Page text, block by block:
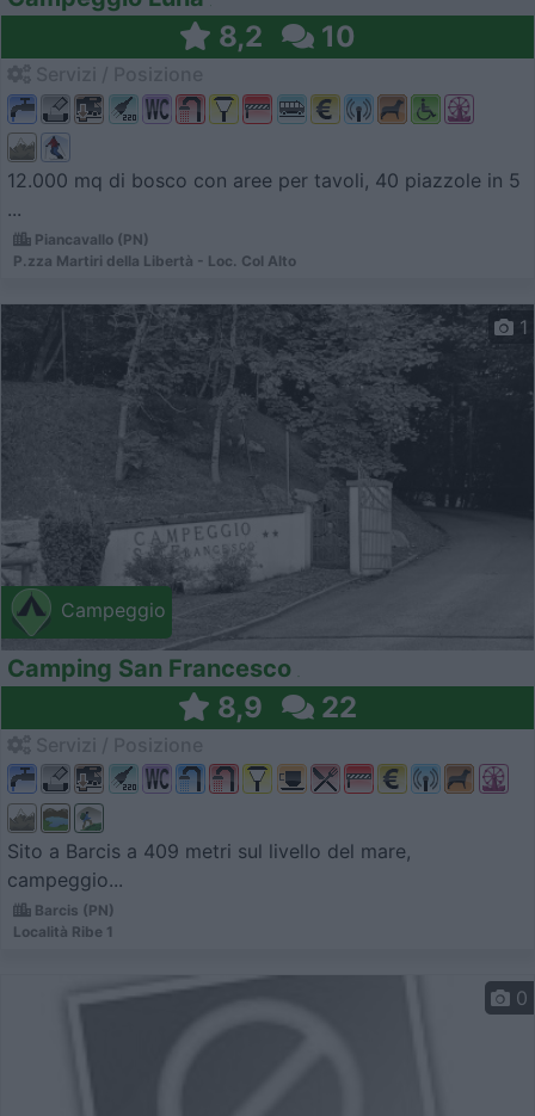
8,2 10
12.000 mq di bosco con aree per tavoli, 40 piazzole in 5
...
Piancavallo (PN)
P.zza Martiri della Libertà - Loc. Col Alto
Campeggio
1
Camping San Francesco
8,9 22
Sito a Barcis a 409 metri sul livello del mare,
campeggio...
Barcis (PN)
Località Ribe 1
0